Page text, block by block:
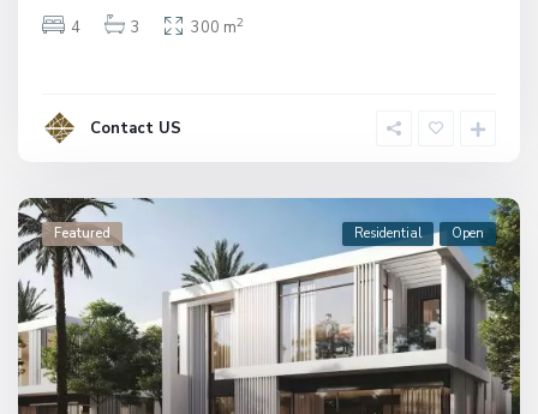
4
3 300 m2
Contact US
Featured Residential Open